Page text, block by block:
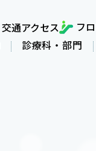
診療科・部門
交通アクセス フ